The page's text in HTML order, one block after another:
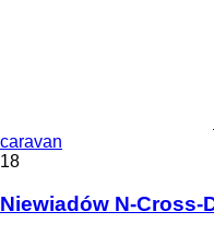
caravan
18
Niewiadów N-Cross-